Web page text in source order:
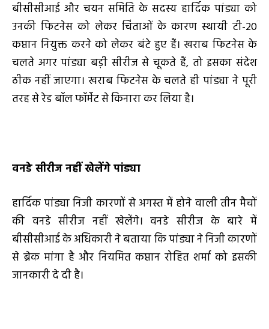
बीसीसीआई और चयन समिति के सदस्य हार्दिक पांड्या को
उनकी फिटनेस को लेकर चिंताओं के कारण स्थायी टी-20
कप्तान नियुक्त करने को लेकर बंटे हुए हैं। खराब फिटनेस के
चलते अगर पांड्या बड़ी सीरीज से चूकते हैं, तो इसका संदेश
ठीक नहीं जाएगा। खराब फिटनेस के चलते ही पांड्या ने पूरी
तरह से रेड बॉल फॉर्मेट से किनारा कर लिया है।
वनडे सीरीज नहीं खेलेंगे पांड्या
हार्दिक पांड्या निजी कारणों से अगस्त में होने वाली तीन मैचों
की वनडे सीरीज नहीं खेलेंगे। वनडे सीरीज के बारे में
बीसीसीआई के अधिकारी ने बताया कि पांड्या ने निजी कारणों
से ब्रेक मांगा है और नियमित कप्तान रोहित शर्मा को इसकी
जानकारी दे दी है।